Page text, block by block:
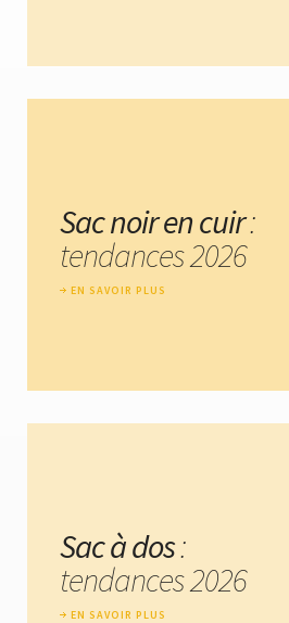
Sac noir en cuir:
tendances 2026
EN SAVOIR PLUS
Sac à dos:
tendances 2026
EN SAVOIR PLUS